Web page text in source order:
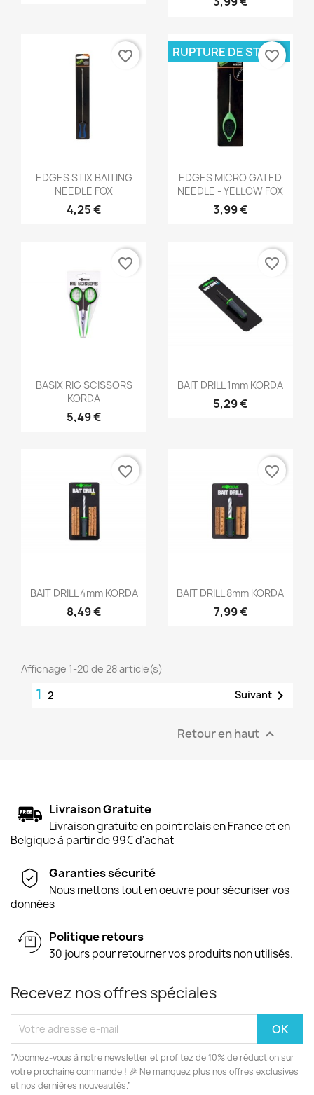
Aperçu rapide
EDGES STIX BAITING
NEEDLE FOX
4,25 €
favorite_border
Aperçu rapide
EDGES MICRO GATED
NEEDLE - YELLOW FOX
3,99 €
RUPTURE DE STOCK
favorite_border
Aperçu rapide
BASIX RIG SCISSORS
KORDA
5,49 €
favorite_border
Aperçu rapide
BAIT DRILL 1mm KORDA
5,29 €
favorite_border
Aperçu rapide
BAIT DRILL 4mm KORDA
8,49 €
favorite_border
Aperçu rapide
BAIT DRILL 8mm KORDA
7,99 €
favorite_border
Affichage 1-20 de 28 article(s)
1 2 Suivant 
Retour en haut 
Livraison Gratuite
Livraison gratuite en point relais en France et en
Belgique à partir de 99€ d'achat
Garanties sécurité
Nous mettons tout en oeuvre pour sécuriser vos
données
Politique retours
30 jours pour retourner vos produits non utilisés.
Recevez nos offres spéciales
“Abonnez-vous à notre newsletter et profitez de 10% de réduction sur
votre prochaine commande ! 🎉 Ne manquez plus nos offres exclusives
et nos dernières nouveautés.”